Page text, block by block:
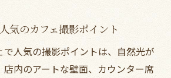
気のカフェ撮影ポイント
人気の撮影ポイントは、自然光が
内のアートな壁面、カウンター席